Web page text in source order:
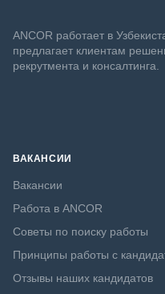
ANСOR работает в
предлагает клиентам
рекрутмента и консалтинга.
ВАКАНСИИ
Вакансии
Работа в ANCOR
Советы по поиску работы
Принципы работы с
Отзывы наших кандидатов